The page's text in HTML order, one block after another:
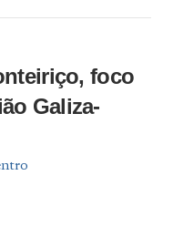
foco
Galiza-